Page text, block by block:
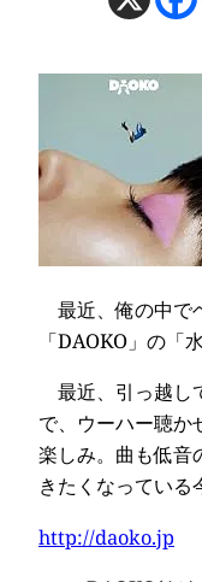
最近、俺の中で
「DAOKO」の「
最近、引っ越し
で、ウーハー聴か
楽しみ。曲も低音
きたくなっている
http://daoko.jp